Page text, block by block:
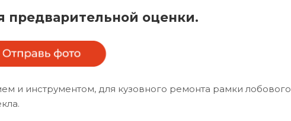
предварительной оценки.
и инструментом, для кузовного ремонта рамки лобового